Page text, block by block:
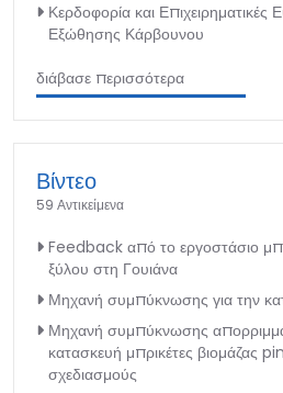
Κερδοφορία και Επιχειρηματικές
Εξώθησης Κάρβουνου
διάβασε περισσότερα
Βίντεο
59 Αντικείμενα
Feedback από το εργοστάσιο
ξύλου στη Γουιάνα
Μηχανή συμπύκνωσης για την
Μηχανή συμπύκνωσης
κατασκευή μπρικέτες βιομάζας
σχεδιασμούς